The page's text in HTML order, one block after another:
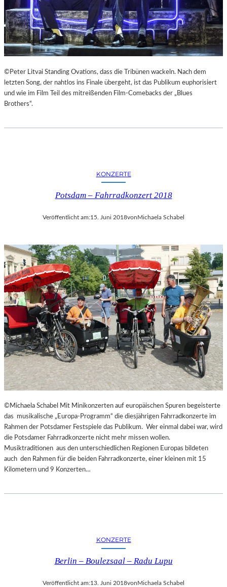
©Peter Litvai Standing Ovations, dass die Tribünen wackeln. Nach dem
letzten Song, der nahtlos ins Finale übergeht, ist das Publikum euphorisiert
und wie im Film Teil des mitreißenden Film-Comebacks der „Blues
Brothers“.
KONZERTE
Potsdam – Fahrradkonzert 2018
Veröffentlicht am:15. Juni 2018vonMichaela Schabel
©Michaela Schabel Mit Minikonzerten auf europäischen Spuren begeisterte
das musikalische „Europa-Programm“ die diesjährigen Fahrradkonzerte im
Rahmen der Potsdamer Festspiele das Publikum. Wer einmal dabei war, wird
die Potsdamer Fahrradkonzerte nicht mehr missen wollen.
Musiktraditionen aus den unterschiedlichen Regionen Europas bildeten
auch den Rahmen für die beiden Fahrradkonzerte, einer kleinen mit 15
Kilometern und 9 Konzerten…
KONZERTE
Berlin – Boulezsaal – Radu Lupu
Veröffentlicht am:13. Juni 2018vonMichaela Schabel